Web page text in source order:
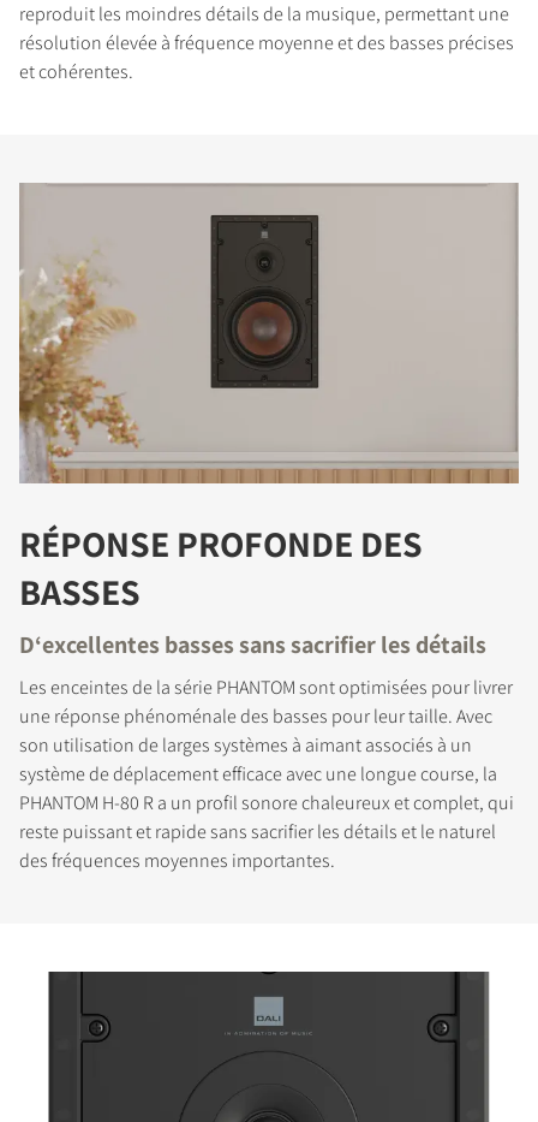
reproduit les moindres détails de la musique, permettant une
résolution élevée à fréquence moyenne et des basses précises
et cohérentes.
RÉPONSE PROFONDE DES
BASSES
D‘excellentes basses sans sacrifier les détails
Les enceintes de la série PHANTOM sont optimisées pour livrer
une réponse phénoménale des basses pour leur taille. Avec
son utilisation de larges systèmes à aimant associés à un
système de déplacement efficace avec une longue course, la
PHANTOM H-80 R a un profil sonore chaleureux et complet, qui
reste puissant et rapide sans sacrifier les détails et le naturel
des fréquences moyennes importantes.